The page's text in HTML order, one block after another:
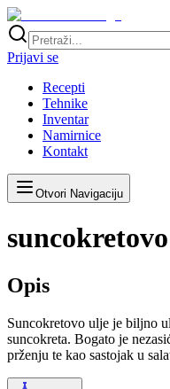
Prijavi se
Recepti
Tehnike
Inventar
Namirnice
Kontakt
Otvori Navigaciju
Opis
Suncokretovo ulje je biljno
suncokreta. Bogato je
prženju te kao sastojak u